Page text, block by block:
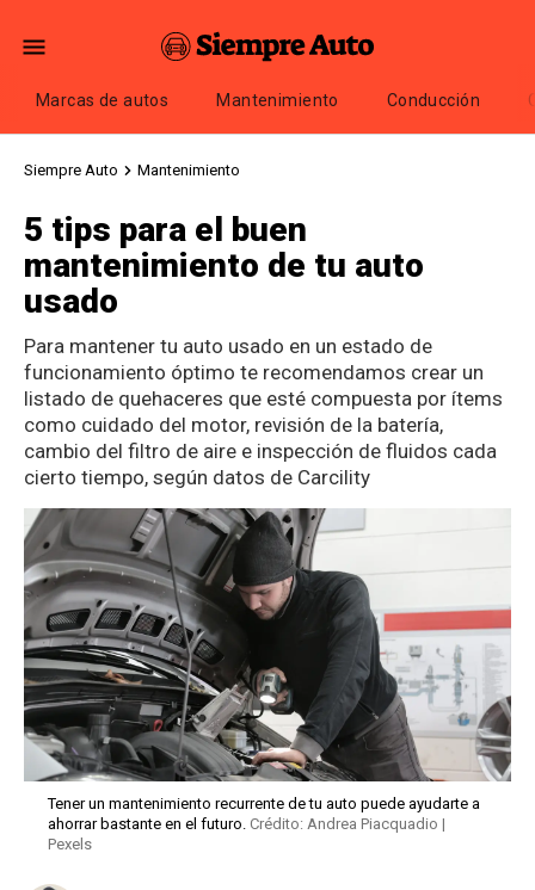
Marcas de autos Mantenimiento Conducción
Siempre Auto Mantenimiento
5 tips para el buen
mantenimiento de tu auto
usado
Para mantener tu auto usado en un estado de
funcionamiento óptimo te recomendamos crear un
listado de quehaceres que esté compuesta por ítems
como cuidado del motor, revisión de la batería,
cambio del filtro de aire e inspección de fluidos cada
cierto tiempo, según datos de Carcility
Tener un mantenimiento recurrente de tu auto puede ayudarte a
ahorrar bastante en el futuro. Crédito: Andrea Piacquadio |
Pexels